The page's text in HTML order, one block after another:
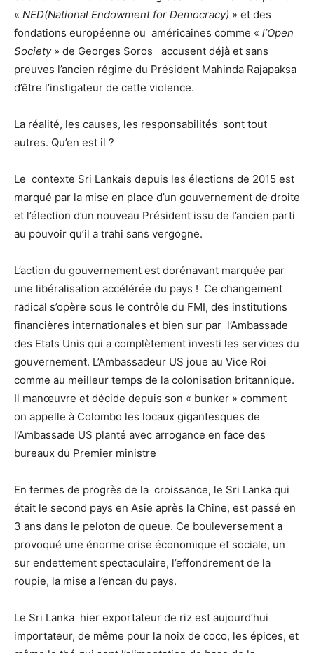
« NED(National Endowment for Democracy) » et des
fondations européenne ou américaines comme « l’Open
Society » de Georges Soros accusent déjà et sans
preuves l’ancien régime du Président Mahinda Rajapaksa
d’être l’instigateur de cette violence.
La réalité, les causes, les responsabilités sont tout
autres. Qu’en est il ?
Le contexte Sri Lankais depuis les élections de 2015 est
marqué par la mise en place d’un gouvernement de droite
et l’élection d’un nouveau Président issu de l’ancien parti
au pouvoir qu’il a trahi sans vergogne.
L’action du gouvernement est dorénavant marquée par
une libéralisation accélérée du pays ! Ce changement
radical s’opère sous le contrôle du FMI, des institutions
financières internationales et bien sur par l’Ambassade
des Etats Unis qui a complètement investi les services du
gouvernement. L’Ambassadeur US joue au Vice Roi
comme au meilleur temps de la colonisation britannique.
Il manœuvre et décide depuis son « bunker » comment
on appelle à Colombo les locaux gigantesques de
l’Ambassade US planté avec arrogance en face des
bureaux du Premier ministre
En termes de progrès de la croissance, le Sri Lanka qui
était le second pays en Asie après la Chine, est passé en
3 ans dans le peloton de queue. Ce bouleversement a
provoqué une énorme crise économique et sociale, un
sur endettement spectaculaire, l’effondrement de la
roupie, la mise a l’encan du pays.
Le Sri Lanka hier exportateur de riz est aujourd’hui
importateur, de même pour la noix de coco, les épices, et